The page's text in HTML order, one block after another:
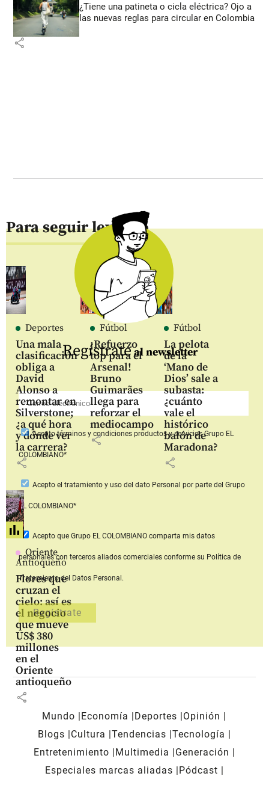
¿Tiene una patineta o cicla eléctrica? Ojo a
las nuevas reglas para circular en Colombia
share
Para seguir leyendo
Deportes
Una mala
clasificación
obliga a
David
Alonso a
remontar en
Silverstone;
¿a qué hora
y dónde ver
la carrera?
share
Fútbol
¡Refuerzo
top para el
Arsenal!
Bruno
Guimarães
llega para
reforzar el
mediocampo
share
Fútbol
La pelota
de la
‘Mano de
Dios’ sale a
subasta:
¿cuánto
vale el
histórico
balón de
Maradona?
share
Oriente
Antioqueño
Flores que
cruzan el
cielo: así es
el negocio
que mueve
US$ 380
millones
en el
Oriente
antioqueño
share
Regístrateal newsletter
Aceptotérminos y condiciones productos y serviciosGrupo EL
COLOMBIANO*
Acepto el tratamiento y uso del dato Personal por parte del Grupo
EL COLOMBIANO*
Acepto que Grupo EL COLOMBIANOcomparta mis datos
personales con terceros aliados comerciales conforme su Política de
Tratamiento del Datos Personal.
Mundo Economía Deportes
Opinión
Blogs
Cultura Tendencias Tecnología
Entretenimiento
Multimedia
Generación
Especiales marcas aliadas
Pódcast